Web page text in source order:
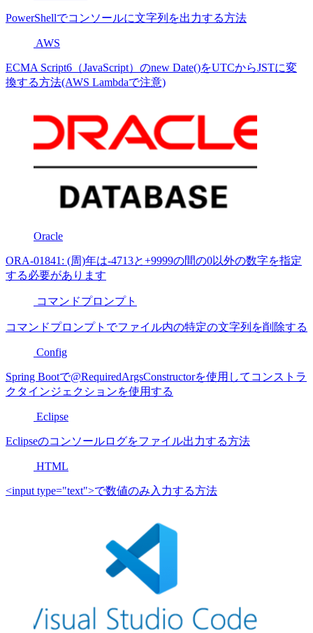
PowerShellでコンソールに文字列を出力する方法
AWS
ECMA Script6（JavaScript）のnew Date()をUTCからJSTに変
換する方法(AWS Lambdaで注意)
Oracle
ORA-01841: (周)年は-4713と+9999の間の0以外の数字を指定
する必要があります
コマンドプロンプト
コマンドプロンプトでファイル内の特定の文字列を削除する
Config
Spring Bootで@RequiredArgsConstructorを使用してコンストラ
クタインジェクションを使用する
Eclipse
Eclipseのコンソールログをファイル出力する方法
HTML
<input type="text">で数値のみ入力する方法